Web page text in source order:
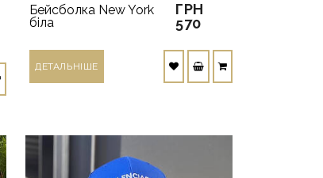
Бейсболка New York
біла
ГРН
570
ДЕТАЛЬНIШЕ